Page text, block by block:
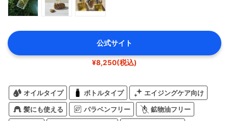
公式サイト
¥8,250(税込)
オイルタイプ ボトルタイプ エイジングケア向け
髪にも使える パラベンフリー 鉱物油フリー